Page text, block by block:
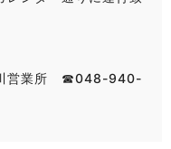
川営業所 ☎048-940-